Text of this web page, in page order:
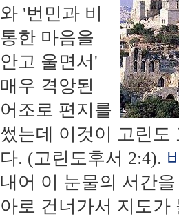
와 '번민과 비
통한 마음을
안고 울면서'
매우 격앙된
어조로 편지를
썼는데 이것이 고린도
다. (고린도후서 2:4).
내어 이 눈물의 서간
아로 건너가서 지도가